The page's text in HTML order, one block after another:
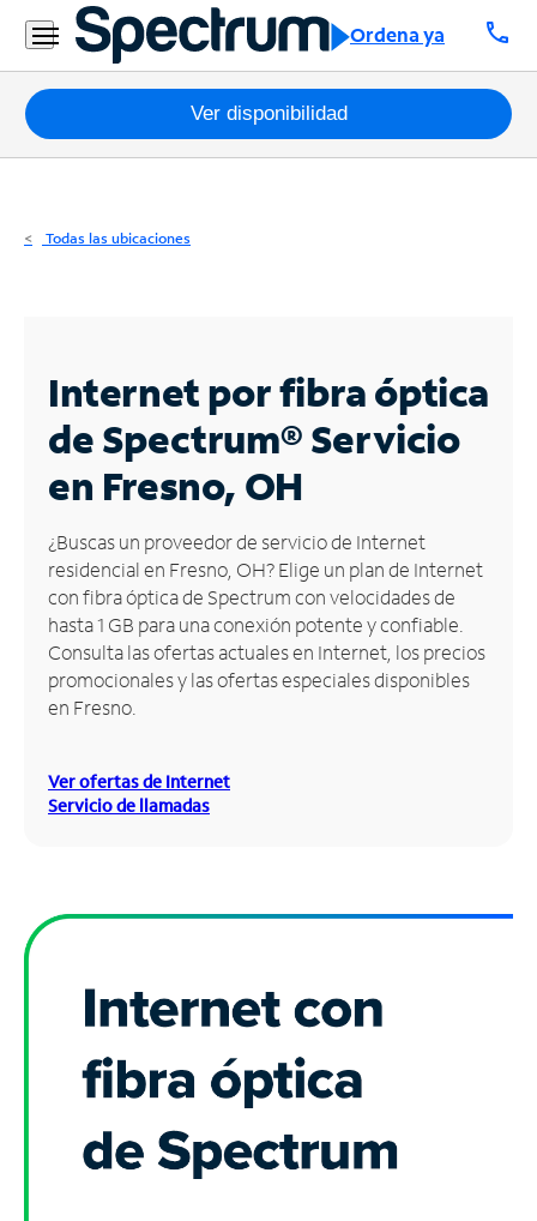
Ordena ya call
Residencial
Business
Paquetes
Internet
Business
Contáctanos
Inglés
Administrar
cuenta
Encuentra
una
tienda
Ver disponibilidad
Todas las ubicaciones
Internet por fibra óptica
de Spectrum®Servicio
en Fresno, OH
¿Buscas un proveedor de servicio de Internet
residencial en Fresno, OH? Elige un plan de Internet
con fibra óptica de Spectrum con velocidades de
hasta 1 GB para una conexión potente y confiable.
Consulta las ofertas actuales en Internet, los precios
promocionales y las ofertas especiales disponibles
en Fresno.
Ver ofertas de Internet
Servicio de llamadas